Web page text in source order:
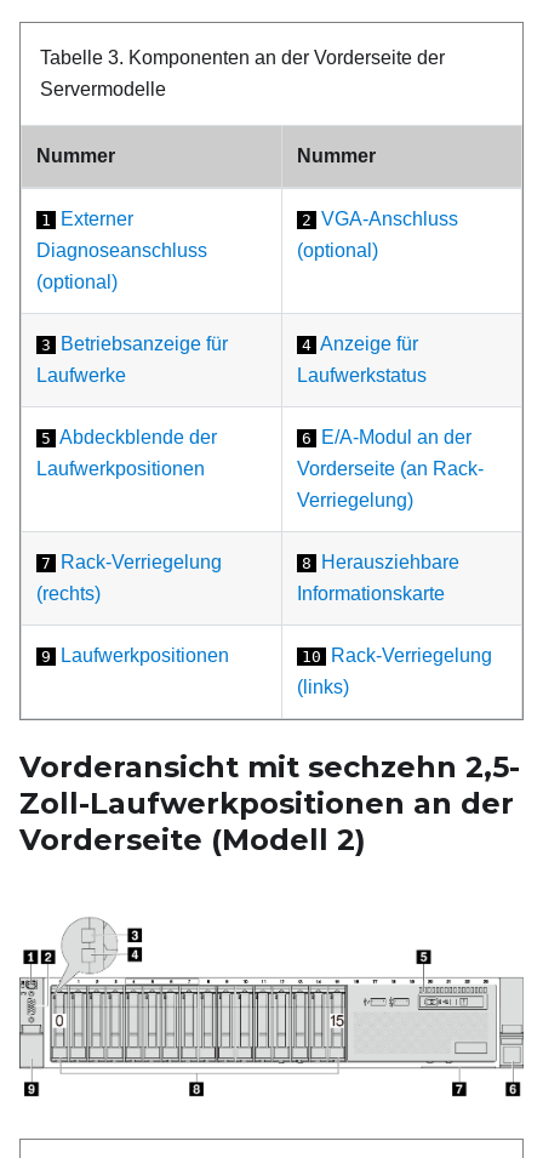
Tabelle 3. Komponenten an der Vorderseite der
Servermodelle
Nummer Nummer
1
Externer
Diagnoseanschluss
(optional)
2 VGA-Anschluss
(optional)
3
Betriebsanzeige für
Laufwerke
4 Anzeige für
Laufwerkstatus
5 Abdeckblende der
Laufwerkpositionen
6
E/A-Modul an der
Vorderseite (an Rack-
Verriegelung)
7
Rack-Verriegelung
(rechts)
8
Herausziehbare
Informationskarte
9 Laufwerkpositionen 10
Rack-Verriegelung
(links)
Vorderansicht mit sechzehn 2,5-
Zoll-Laufwerkpositionen an der
Vorderseite (Modell 2)